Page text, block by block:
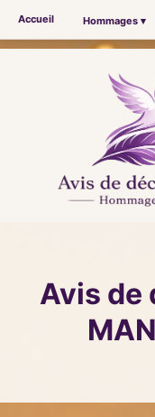
Accueil Hommages ▾
Avis de